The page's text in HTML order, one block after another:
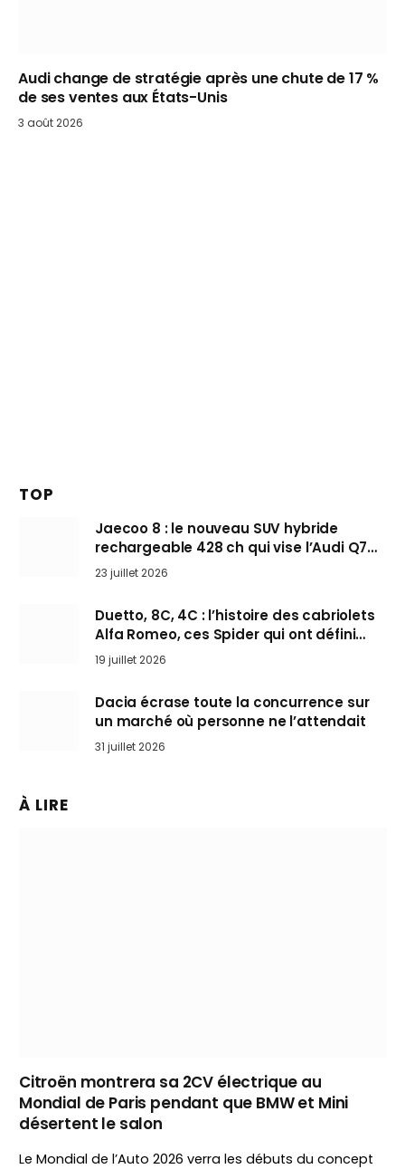
Audi change de stratégie après une chute de 17 %
de ses ventes aux États-Unis
3 août 2026
TOP
Jaecoo 8 : le nouveau SUV hybride
rechargeable 428 ch qui vise l’Audi Q7
arrive en Europe cet automne
23 juillet 2026
Duetto, 8C, 4C : l’histoire des cabriolets
Alfa Romeo, ces Spider qui ont défini
l’art de rouler cheveux au vent
19 juillet 2026
Dacia écrase toute la concurrence sur
un marché où personne ne l’attendait
31 juillet 2026
À LIRE
Citroën montrera sa 2CV électrique au
Mondial de Paris pendant que BMW et Mini
désertent le salon
Le Mondial de l’Auto 2026 verra les débuts du concept